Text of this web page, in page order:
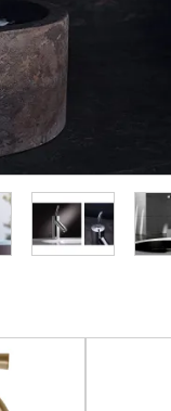
Колекція:
Під замовлення
4 509.
грн/шт